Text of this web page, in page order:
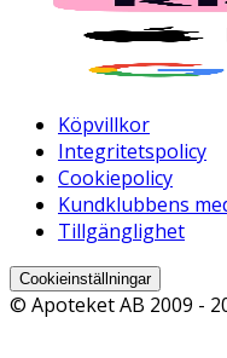
Köpvillkor
Integritetspolicy
Cookiepolicy
Kundklubbens
Tillgänglighet
Cookieinställningar
© Apoteket AB 2009 -